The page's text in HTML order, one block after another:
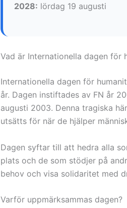
2028: lördag 19 augusti
Vad är Internationella dagen för
Internationella dagen för
år. Dagen instiftades av FN år
augusti 2003. Denna tragiska
utsätts för när de hjälper
Dagen syftar till att hedra alla
plats och de som stödjer på
behov och visa solidaritet med
Varför uppmärksammas dagen?